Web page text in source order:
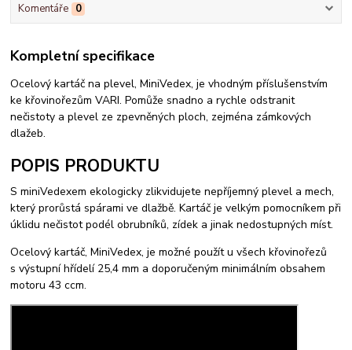
Komentáře 0
Kompletní specifikace
Ocelový kartáč na plevel, MiniVedex, je vhodným příslušenstvím
ke křovinořezům VARI. Pomůže snadno a rychle odstranit
nečistoty a plevel ze zpevněných ploch, zejména zámkových
dlažeb.
POPIS PRODUKTU
S miniVedexem ekologicky zlikvidujete nepříjemný plevel a mech,
který prorůstá spárami ve dlažbě. Kartáč je velkým pomocníkem při
úklidu nečistot podél obrubníků, zídek a jinak nedostupných míst.
Ocelový kartáč, MiniVedex, je možné použít u všech křovinořezů
s výstupní hřídelí 25,4 mm a doporučeným minimálním obsahem
motoru 43 ccm.